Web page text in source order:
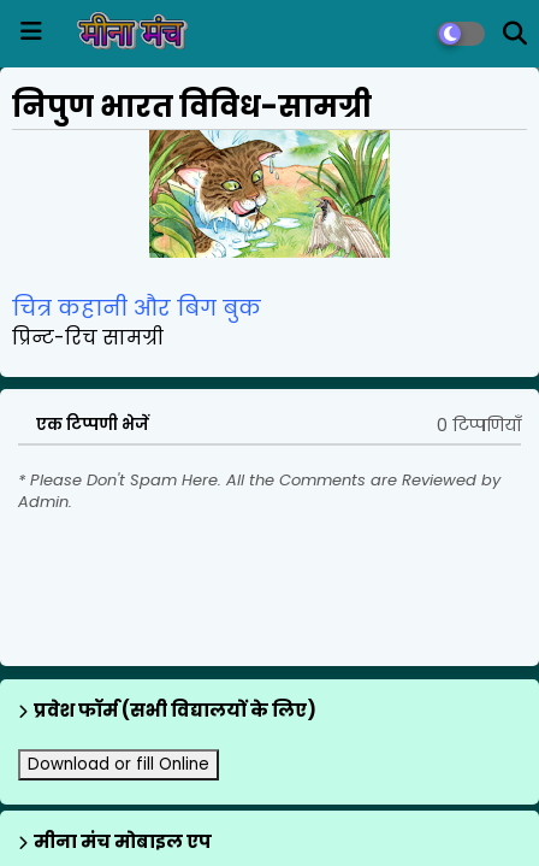
निपुण भारत विविध-सामग्री
चित्र कहानी और बिग बुक
प्रिन्ट-रिच सामग्री
एक टिप्पणी भेजें 0 टिप्पणियाँ
* Please Don't Spam Here. All the Comments are Reviewed by
Admin.
प्रवेश फॉर्म (सभी विद्यालयों के लिए)
Download or fill Online
मीना मंच मोबाइल एप